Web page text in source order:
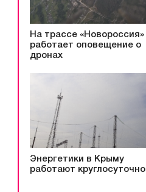
На трассе «Новороссия»
работает оповещение о
дронах
Энергетики в Крыму
работают круглосуточно